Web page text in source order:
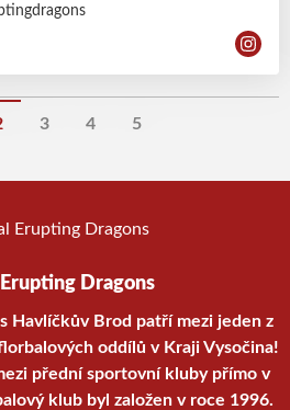
3 4 5
Dragons
Havlíčkův Brod patří mezi jeden z
oddílů v Kraji Vysočina!
přední sportovní kluby přímo v
klub byl založen v roce 1996.